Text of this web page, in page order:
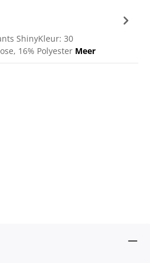
ShinyKleur: 30
16% Polyester Meer